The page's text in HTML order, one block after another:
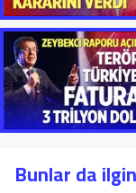
Bunlar da